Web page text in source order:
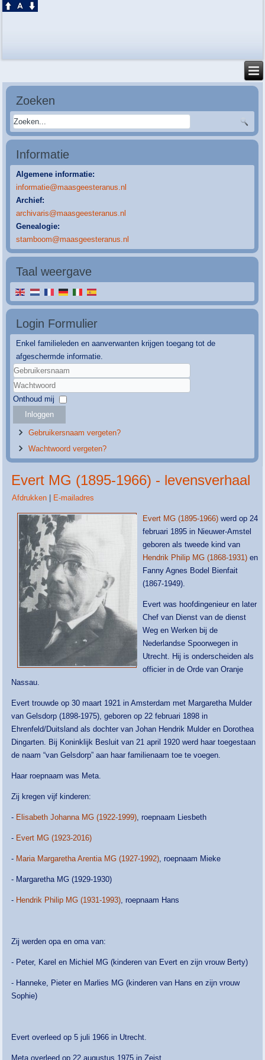
Zoeken
Informatie
Algemene informatie:
informatie@maasgeesteranus.nl
Archief:
archivaris@maasgeesteranus.nl
Genealogie:
stamboom@maasgeesteranus.nl
Taal weergave
Login Formulier
Enkel familieleden en aanverwanten krijgen toegang tot de
afgeschermde informatie.
Gebruikersnaam
Wachtwoord
Onthoud mij
Inloggen
Gebruikersnaam vergeten?
Wachtwoord vergeten?
Evert MG (1895-1966) - levensverhaal
Afdrukken E-mailadres
Evert MG (1895-1966) werd op 24
februari 1895 in Nieuwer-Amstel
geboren als tweede kind van
Hendrik Philip MG (1868-1931) en
Fanny Agnes Bodel Bienfait
(1867-1949).
Evert was hoofdingenieur en later
Chef van Dienst van de dienst
Weg en Werken bij de
Nederlandse Spoorwegen in
Utrecht. Hij is onderscheiden als
officier in de Orde van Oranje
Nassau.
Evert trouwde op 30 maart 1921 in Amsterdam met Margaretha Mulder
van Gelsdorp (1898-1975), geboren op 22 februari 1898 in
Ehrenfeld/Duitsland als dochter van Johan Hendrik Mulder en Dorothea
Dingarten. Bij Koninklijk Besluit van 21 april 1920 werd haar toegestaan
de naam “van Gelsdorp” aan haar familienaam toe te voegen.
Haar roepnaam was Meta.
Zij kregen vijf kinderen:
- Elisabeth Johanna MG (1922-1999), roepnaam Liesbeth
- Evert MG (1923-2016)
- Maria Margaretha Arentia MG (1927-1992), roepnaam Mieke
- Margaretha MG (1929-1930)
- Hendrik Philip MG (1931-1993), roepnaam Hans
Zij werden opa en oma van:
- Peter, Karel en Michiel MG (kinderen van Evert en zijn vrouw Berty)
- Hanneke, Pieter en Marlies MG (kinderen van Hans en zijn vrouw
Sophie)
Evert overleed op 5 juli 1966 in Utrecht.
Meta overleed op 22 augustus 1975 in Zeist.